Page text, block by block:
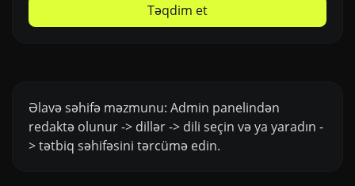
Təqdim et
Əlavə səhifə məzmunu: Admin panelindən
redaktə olunur -> dillər -> dili seçin və ya yaradın -
> tətbiq səhifəsini tərcümə edin.